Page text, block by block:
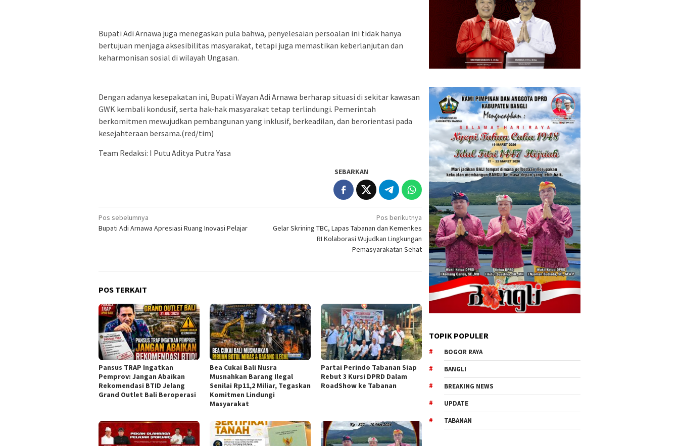
Bupati Adi Arnawa juga menegaskan pula bahwa, penyelesaian persoalan ini tidak hanya
bertujuan menjaga aksesibilitas masyarakat, tetapi juga memastikan keberlanjutan dan
keharmonisan sosial di wilayah Ungasan.
Dengan adanya kesepakatan ini, Bupati Wayan Adi Arnawa berharap situasi di sekitar kawasan
GWK kembali kondusif, serta hak-hak masyarakat tetap terlindungi. Pemerintah
berkomitmen mewujudkan pembangunan yang inklusif, berkeadilan, dan berorientasi pada
kesejahteraan bersama.(red/tim)
Team Redaksi: I Putu Aditya Putra Yasa
SEBARKAN
Navigasi
pos
Pos sebelumnya
Bupati Adi Arnawa Apresiasi Ruang Inovasi Pelajar
Pos berikutnya
Gelar Skrining TBC, Lapas Tabanan dan Kemenkes
RI Kolaborasi Wujudkan Lingkungan
Pemasyarakatan Sehat
POS TERKAIT
Pansus TRAP Ingatkan
Pemprov: Jangan Abaikan
Rekomendasi BTID Jelang
Grand Outlet Bali Beroperasi
Bea Cukai Bali Nusra
Musnahkan Barang Ilegal
Senilai Rp11,2 Miliar, Tegaskan
Komitmen Lindungi
Masyarakat
Partai Perindo Tabanan Siap
Rebut 3 Kursi DPRD Dalam
RoadShow ke Tabanan
TOPIK POPULER
BOGOR RAYA
BANGLI
BREAKING NEWS
UPDATE
TABANAN